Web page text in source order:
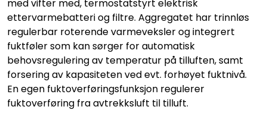
med vifter med, termostatstyrt elektrisk
ettervarmebatteri og filtre. Aggregatet har trinnløs
regulerbar roterende varmeveksler og integrert
fuktføler som kan sørger for automatisk
behovsregulering av temperatur på tilluften, samt
forsering av kapasiteten ved evt. forhøyet fuktnivå.
En egen fuktoverføringsfunksjon regulerer
fuktoverføring fra avtrekksluft til tilluft.